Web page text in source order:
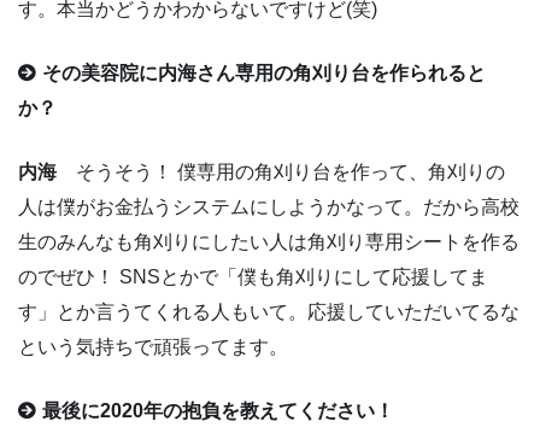
す。本当かどうかわからないですけど(笑)
その美容院に内海さん専用の角刈り台を作られると
か？
内海 そうそう！ 僕専用の角刈り台を作って、角刈りの
人は僕がお金払うシステムにしようかなって。だから高校
生のみんなも角刈りにしたい人は角刈り専用シートを作る
のでぜひ！ SNSとかで「僕も角刈りにして応援してま
す」とか言うてくれる人もいて。応援していただいてるな
という気持ちで頑張ってます。
最後に2020年の抱負を教えてください！